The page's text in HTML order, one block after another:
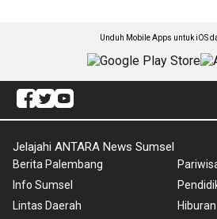
Unduh Mobile Apps untuk iOS
Jelajahi ANTARA News Sumsel
Berita Palembang
Info Sumsel
Lintas Daerah
Hiburan